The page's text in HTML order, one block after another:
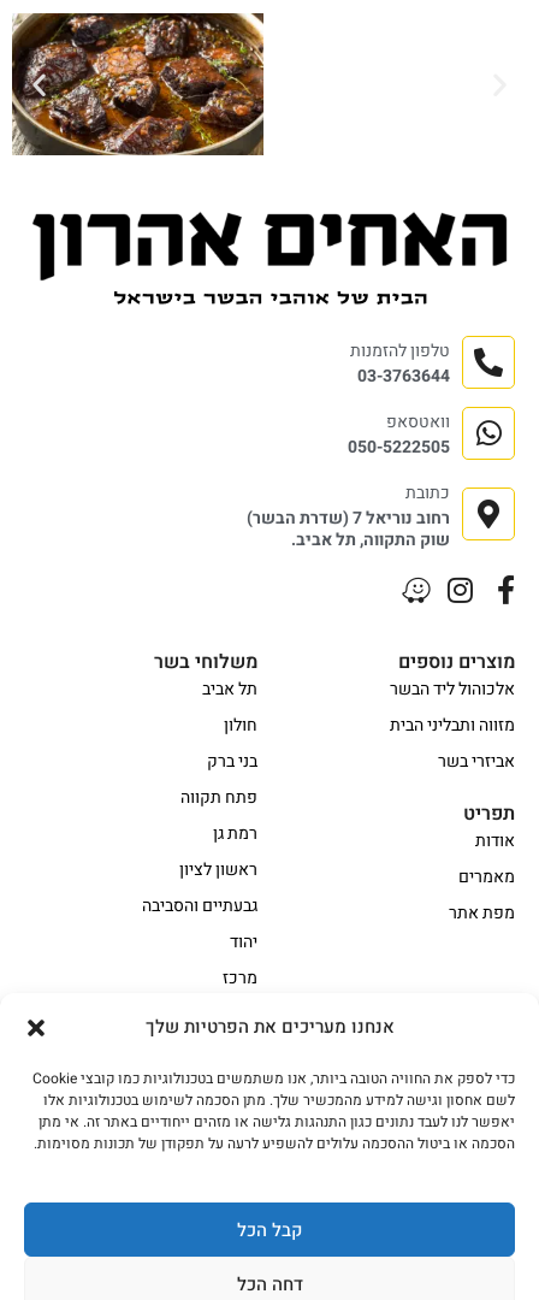
אנחנו מעריכים את הפרטיות שלך
כדי לספק את החוויה הטובה ביותר, אנו משתמשים בטכנולוגיות כמו קובצי Cookie
לשם אחסון וגישה למידע מהמכשיר שלך. מתן הסכמה לשימוש בטכנולוגיות אלו
יאפשר לנו לעבד נתונים כגון התנהגות גלישה או מזהים ייחודיים באתר זה. אי מתן
הסכמה או ביטול ההסכמה עלולים להשפיע לרעה על תפקודן של תכונות מסוימות.
קבל הכל
דחה הכל
אווז
בשר בקר משובח
בשר בקר עגלה משובח
בשר למעשנת
הודו
חלקים אחוריים
מיוחדי מסורת1
נתחי פנים
עוף
משלוחי בשר
תל אביב
חולון
בני ברק
פתח תקווה
רמת גן
ראשון לציון
גבעתיים והסביבה
יהוד
מרכז
מוצרים נוספים
אלכוהול ליד הבשר
מזווה ותבליני הבית
אביזרי בשר
תפריט
אודות
מאמרים
מפת אתר
טלפון להזמנות
03-3763644
וואטסאפ
050-5222505
כתובת
רחוב נוריאל 7 (שדרת הבשר)
שוק התקווה, תל אביב.